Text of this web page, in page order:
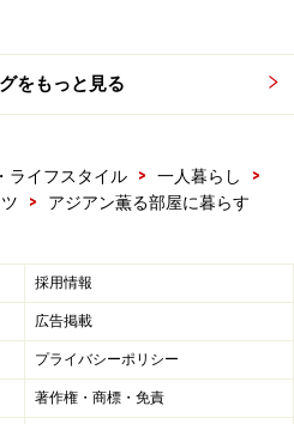
をもっと見る
ライフスタイル > 一人暮らし
>
> アジアン薫る部屋に暮らす
採用情報
広告掲載
プライバシーポリシー
著作権・商標・免責